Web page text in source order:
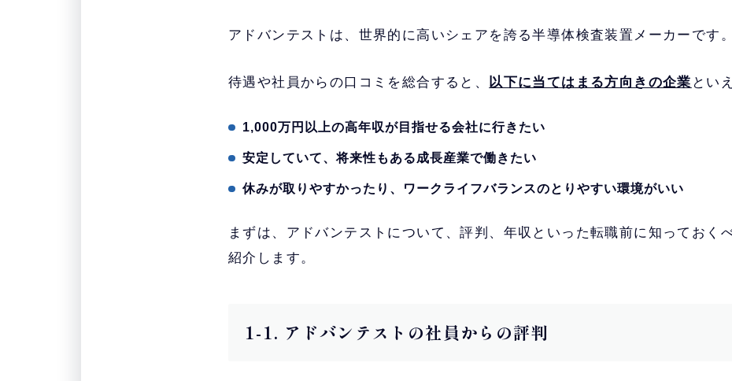
アドバンテストは、世界的に高いシェアを誇る半導体検査装置メーカーです。
待遇や社員からの口コミを総合すると、 以下に当てはまる方向きの企業 とい
1,000万円以上の高年収が目指せる会社に行きたい
安定していて、将来性もある成長産業で働きたい
休みが取りやすかったり、ワークライフバランスのとりやすい環境がいい
まずは、アドバンテストについて、評判、年収といった転職前に知っておく
紹介します。
1-1. アドバンテストの社員からの評判